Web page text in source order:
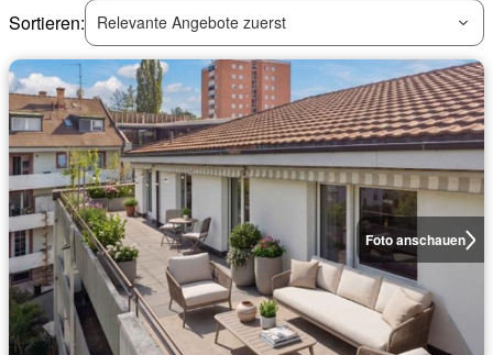
Sortieren:
Relevante Angebote zuerst
Foto anschauen